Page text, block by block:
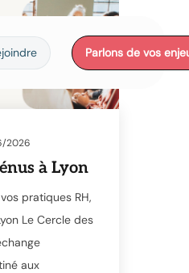
Parlons de vos
2026
à Lyon
pratiques RH,
Le Cercle des
aux